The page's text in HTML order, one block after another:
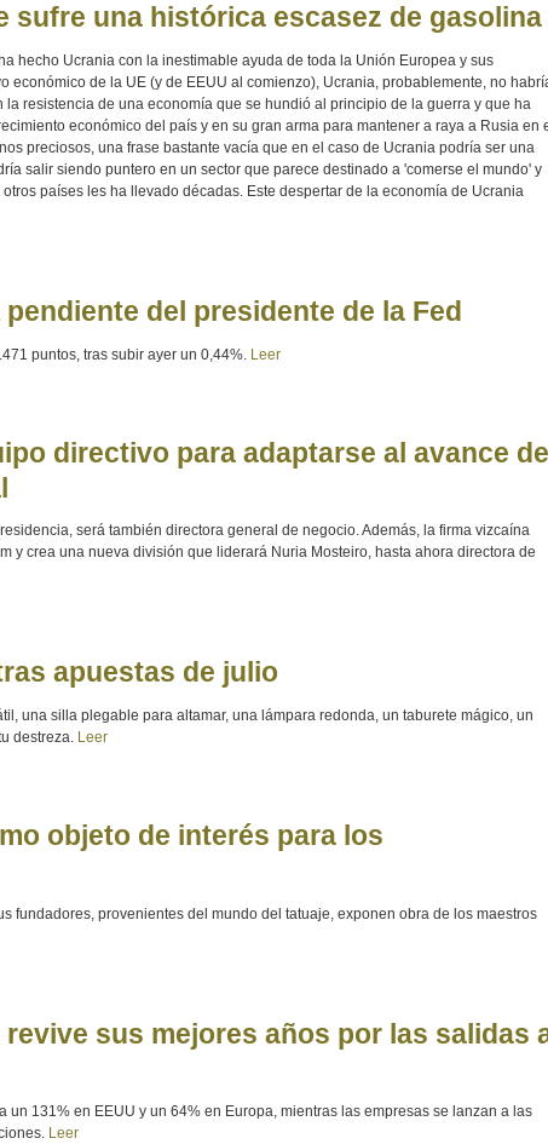
sufre una histórica escasez de gasolina
hecho Ucrania con la inestimable ayuda de toda la Unión Europea y sus
económico de la UE (y de EEUU al comienzo), Ucrania, probablemente, no
resistencia de una economía que se hundió al principio de la guerra y que ha
económico del país y en su gran arma para mantener a raya a Rusia en
preciosos, una frase bastante vacía que en el caso de Ucrania podría ser una
salir siendo puntero en un sector que parece destinado a 'comerse el mundo' y
países les ha llevado décadas. Este despertar de la economía de Ucrania
del presidente de la Fed
puntos, tras subir ayer un 0,44%. Leer
directivo para adaptarse al avance de
será también directora general de negocio. Además, la firma vizcaína
y crea una nueva división que liderará Nuria Mosteiro, hasta ahora directora de
apuestas de julio
una silla plegable para altamar, una lámpara redonda, un taburete mágico, un
destreza. Leer
objeto de interés para los
fundadores, provenientes del mundo del tatuaje, exponen obra de los maestros
sus mejores años por las salidas
un 131% en EEUU y un 64% en Europa, mientras las empresas se lanzan a las
Leer